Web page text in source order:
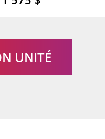
UNITÉ